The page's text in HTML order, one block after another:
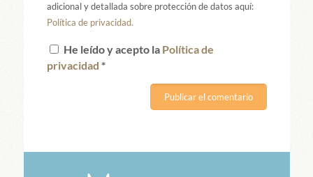
adicional y detallada sobre protección de datos aquí:
Política de privacidad.
He leído y acepto la Política de
privacidad *